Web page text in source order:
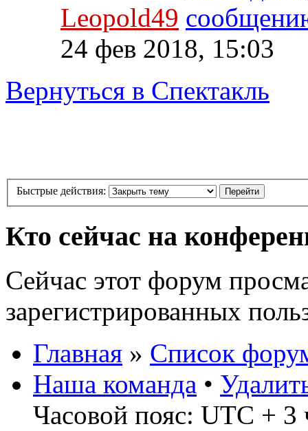
Leopold49
24 фев 2018, 15:03
Вернуться в Спектакль
Быстрые действия:
Кто сейчас на
Сейчас этот форум
зарегистрированных
Главная » Список
Наша команда •
Часовой пояс: UTC + 3